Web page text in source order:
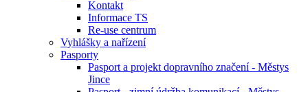
Kontakt
Informace TS
Re-use centrum
Vyhlášky a nařízení
Pasporty
Pasport a projekt dopravního značení - Městys
Jince